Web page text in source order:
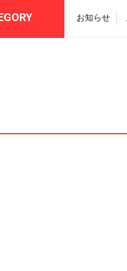
お知らせ